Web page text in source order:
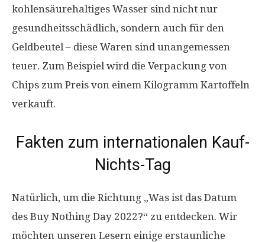
kohlensäurehaltiges Wasser sind nicht nur
gesundheitsschädlich, sondern auch für den
Geldbeutel – diese Waren sind unangemessen
teuer. Zum Beispiel wird die Verpackung von
Chips zum Preis von einem Kilogramm Kartoffeln
verkauft.
Fakten zum internationalen Kauf-
Nichts-Tag
Natürlich, um die Richtung „Was ist das Datum
des Buy Nothing Day 2022?“ zu entdecken. Wir
möchten unseren Lesern einige erstaunliche